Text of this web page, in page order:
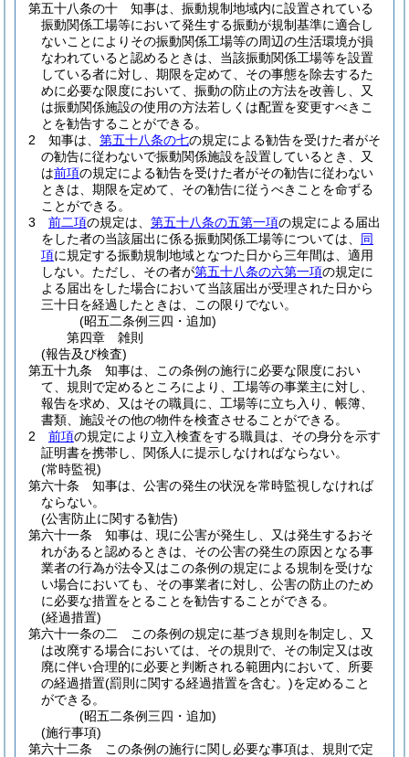
第五十八条の十
知事は、振動規制地域内に設置されている
振動関係工場等において発生する振動が規制基準に適合し
ないことによりその振動関係工場等の周辺の生活環境が損
なわれていると認めるときは、当該振動関係工場等を設置
している者に対し、期限を定めて、その事態を除去するた
めに必要な限度において、振動の防止の方法を改善し、又
は振動関係施設の使用の方法若しくは配置を変更すべきこ
とを勧告することができる。
2
知事は、 第五十八条の七の規定による勧告を受けた者がそ
の勧告に従わないで振動関係施設を設置しているとき、又
は前項の規定による勧告を受けた者がその勧告に従わない
ときは、期限を定めて、その勧告に従うべきことを命ずる
ことができる。
3
前二項の規定は、 第五十八条の五第一項の規定による届出
をした者の当該届出に係る振動関係工場等については、 同
項に規定する振動規制地域となつた日から三年間は、適用
しない。 ただし、その者が第五十八条の六第一項の規定に
よる届出をした場合において当該届出が受理された日から
三十日を経過したときは、この限りでない。
(昭五二条例三四・追加)
第四章
雑則
(報告及び検査)
第五十九条
知事は、この条例の施行に必要な限度におい
て、規則で定めるところにより、工場等の事業主に対し、
報告を求め、又はその職員に、工場等に立ち入り、帳簿、
書類、施設その他の物件を検査させることができる。
2
前項の規定により立入検査をする職員は、その身分を示す
証明書を携帯し、関係人に提示しなければならない。
(常時監視)
第六十条
知事は、公害の発生の状況を常時監視しなければ
ならない。
(公害防止に関する勧告)
第六十一条
知事は、現に公害が発生し、又は発生するおそ
れがあると認めるときは、その公害の発生の原因となる事
業者の行為が法令又はこの条例の規定による規制を受けな
い場合においても、その事業者に対し、公害の防止のため
に必要な措置をとることを勧告することができる。
(経過措置)
第六十一条の二
この条例の規定に基づき規則を制定し、又
は改廃する場合においては、その規則で、その制定又は改
廃に伴い合理的に必要と判断される範囲内において、所要
の経過措置(罰則に関する経過措置を含む。)を定めること
ができる。
(昭五二条例三四・追加)
(施行事項)
第六十二条
この条例の施行に関し必要な事項は、規則で定